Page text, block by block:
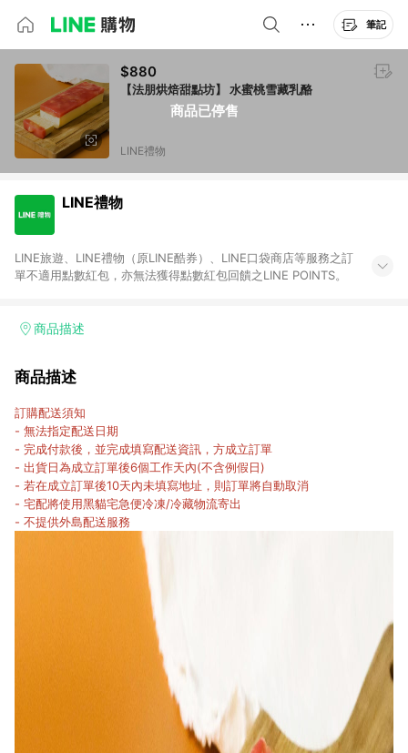
筆記
商品已停售
$880
【法朋烘焙甜點坊】 水蜜桃雪藏乳酪
LINE禮物
LINE禮物
LINE旅遊、LINE禮物（原LINE酷券）、LINE口袋商店等服務之訂
單不適用點數紅包，亦無法獲得點數紅包回饋之LINE POINTS。
商品描述
商品描述
訂購配送須知
- 無法指定配送日期
- 完成付款後，並完成填寫配送資訊，方成立訂單
- 出貨日為成立訂單後6個工作天內(不含例假日)
- 若在成立訂單後10天內未填寫地址，則訂單將自動取消
- 宅配將使用黑貓宅急便冷凍/冷藏物流寄出
- 不提供外島配送服務